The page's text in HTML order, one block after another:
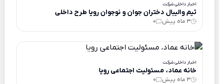
اخبار داخلی شرکت
تیم والیبال دختران جوان و نوجوان رویا طرح داخلی
3 ماه پیش 0
اخبار داخلی شرکت
خانه عماد، مسئولیت اجتماعی رویا
3 ماه پیش 0